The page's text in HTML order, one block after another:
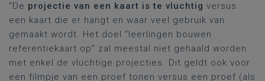
"De projectie van een kaart is te vluchtig versus
een kaart die er hangt en waar veel gebruik van
gemaakt wordt. Het doel “leerlingen bouwen
referentiekaart op” zal meestal niet gehaald worden
met enkel de vluchtige projecties. Dit geldt ook voor
een filmpje van een proef tonen versus een proef (als